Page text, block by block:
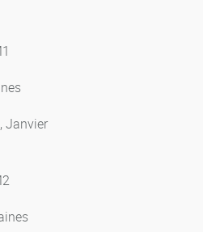
(contractuel) soit en
Janvier